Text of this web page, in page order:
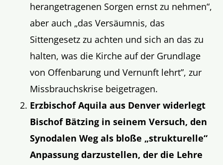
herangetragenen Sorgen ernst zu nehmen“,
aber auch „das Versäumnis, das
Sittengesetz zu achten und sich an das zu
halten, was die Kirche auf der Grundlage
von Offenbarung und Vernunft lehrt”, zur
Missbrauchskrise beigetragen.
Erzbischof Aquila aus Denver widerlegt
Bischof Bätzing in seinem Versuch, den
Synodalen Weg als bloße „strukturelle“
Anpassung darzustellen, der die Lehre